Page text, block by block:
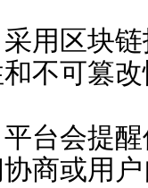
区块链
不可篡
会提醒
商或用